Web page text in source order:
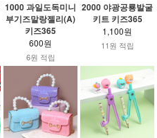
1000 과일도독미니
부기즈말랑젤리(A)
키즈365
600원
6원 적립
2000 야광공룡발굴
키트 키즈365
1,100원
11원 적립